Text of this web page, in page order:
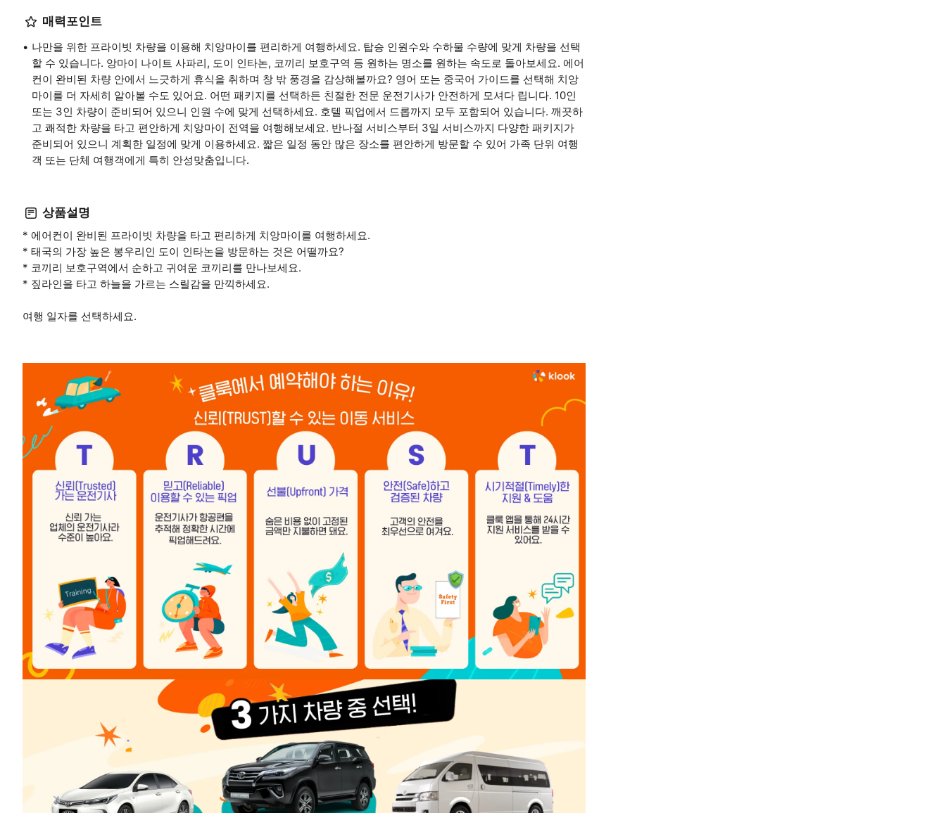
매력포인트
나만을 위한 프라이빗 차량을 이용해 치앙마이를 편리하게 여행하세요. 탑승 인원수와 수하물 수량에 맞게 차량을 선택
할 수 있습니다. 앙마이 나이트 사파리, 도이 인타논, 코끼리 보호구역 등 원하는 명소를 원하는 속도로 돌아보세요. 에어
컨이 완비된 차량 안에서 느긋하게 휴식을 취하며 창 밖 풍경을 감상해볼까요? 영어 또는 중국어 가이드를 선택해 치앙
마이를 더 자세히 알아볼 수도 있어요. 어떤 패키지를 선택하든 친절한 전문 운전기사가 안전하게 모셔다 립니다. 10인
또는 3인 차량이 준비되어 있으니 인원 수에 맞게 선택하세요. 호텔 픽업에서 드롭까지 모두 포함되어 있습니다. 깨끗하
고 쾌적한 차량을 타고 편안하게 치앙마이 전역을 여행해보세요. 반나절 서비스부터 3일 서비스까지 다양한 패키지가
준비되어 있으니 계획한 일정에 맞게 이용하세요. 짧은 일정 동안 많은 장소를 편안하게 방문할 수 있어 가족 단위 여행
객 또는 단체 여행객에게 특히 안성맞춤입니다.
상품설명
* 에어컨이 완비된 프라이빗 차량을 타고 편리하게 치앙마이를 여행하세요.
* 태국의 가장 높은 봉우리인 도이 인타논을 방문하는 것은 어떨까요?
* 코끼리 보호구역에서 순하고 귀여운 코끼리를 만나보세요.
* 짚라인을 타고 하늘을 가르는 스릴감을 만끽하세요.
여행 일자를 선택하세요.